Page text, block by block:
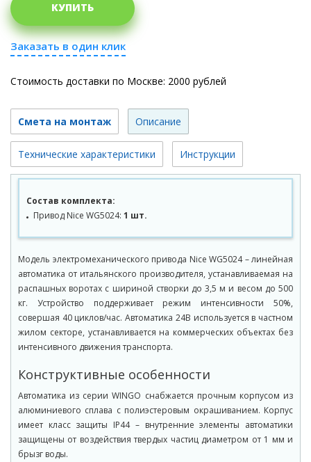
КУПИТЬ
Заказать в один клик
Стоимость доставки по Москве: 2000 рублей
Смета на монтаж Описание
Технические характеристики Инструкции
Состав комплекта:
Привод Nice WG5024: 1 шт.
Модель электромеханического привода Nice WG5024 – линейная
автоматика от итальянского производителя, устанавливаемая на
распашных воротах с шириной створки до 3,5 м и весом до 500
кг. Устройство поддерживает режим интенсивности 50%,
совершая 40 циклов/час. Автоматика 24В используется в частном
жилом секторе, устанавливается на коммерческих объектах без
интенсивного движения транспорта.
Конструктивные особенности
Автоматика из серии WINGO снабжается прочным корпусом из
алюминиевого сплава с полиэстеровым окрашиванием. Корпус
имеет класс защиты IP44 – внутренние элементы автоматики
защищены от воздействия твердых частиц диаметром от 1 мм и
брызг воды.